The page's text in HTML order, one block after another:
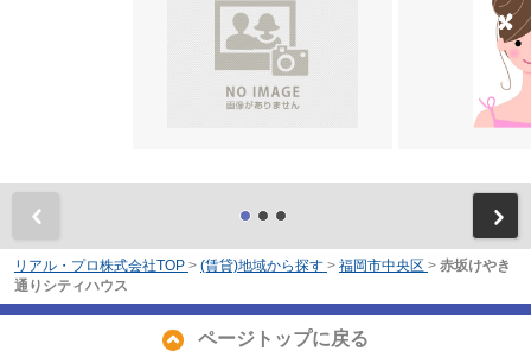
リアル・プロ株式会社TOP > (賃貸)地域から探す > 福岡市中央区 > 赤坂けやき
通りシティハウス
ページトップに戻る